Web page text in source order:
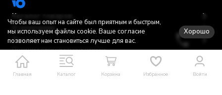
Главная Каталог Корзина Избранное Войти
Каталог товаров
О компании
Помощь
Политика персональных данных
© 2012-2026 ООО "Первая торговая компания"
Чтобы ваш опыт на сайте был приятным и быстрым,
мы используем файлы cookie. Ваше согласие
позволяет нам становиться лучше для вас.
Хорошо